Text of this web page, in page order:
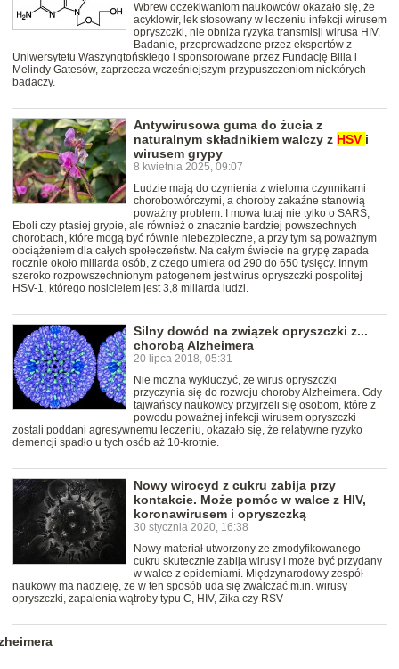
Wbrew oczekiwaniom naukowców okazało się, że
acyklowir, lek stosowany w leczeniu infekcji wirusem
opryszczki, nie obniża ryzyka transmisji wirusa HIV.
Badanie, przeprowadzone przez ekspertów z
Uniwersytetu Waszyngtońskiego i sponsorowane przez Fundację Billa i
Melindy Gatesów, zaprzecza wcześniejszym przypuszczeniom niektórych
badaczy.
Antywirusowa guma do żucia z
naturalnym składnikiem walczy z HSV i
wirusem grypy
8 kwietnia 2025, 09:07
Ludzie mają do czynienia z wieloma czynnikami
chorobotwórczymi, a choroby zakaźne stanowią
poważny problem. I mowa tutaj nie tylko o SARS,
Eboli czy ptasiej grypie, ale również o znacznie bardziej powszechnych
chorobach, które mogą być równie niebezpieczne, a przy tym są poważnym
obciążeniem dla całych społeczeństw. Na całym świecie na grypę zapada
rocznie około miliarda osób, z czego umiera od 290 do 650 tysięcy. Innym
szeroko rozpowszechnionym patogenem jest wirus opryszczki pospolitej
HSV-1, którego nosicielem jest 3,8 miliarda ludzi.
Silny dowód na związek opryszczki z...
chorobą Alzheimera
20 lipca 2018, 05:31
Nie można wykluczyć, że wirus opryszczki
przyczynia się do rozwoju choroby Alzheimera. Gdy
tajwańscy naukowcy przyjrzeli się osobom, które z
powodu poważnej infekcji wirusem opryszczki
zostali poddani agresywnemu leczeniu, okazało się, że relatywne ryzyko
demencji spadło u tych osób aż 10-krotnie.
Nowy wirocyd z cukru zabija przy
kontakcie. Może pomóc w walce z HIV,
koronawirusem i opryszczką
30 stycznia 2020, 16:38
Nowy materiał utworzony ze zmodyfikowanego
cukru skutecznie zabija wirusy i może być przydany
w walce z epidemiami. Międzynarodowy zespół
naukowy ma nadzieję, że w ten sposób uda się zwalczać m.in. wirusy
opryszczki, zapalenia wątroby typu C, HIV, Zika czy RSV